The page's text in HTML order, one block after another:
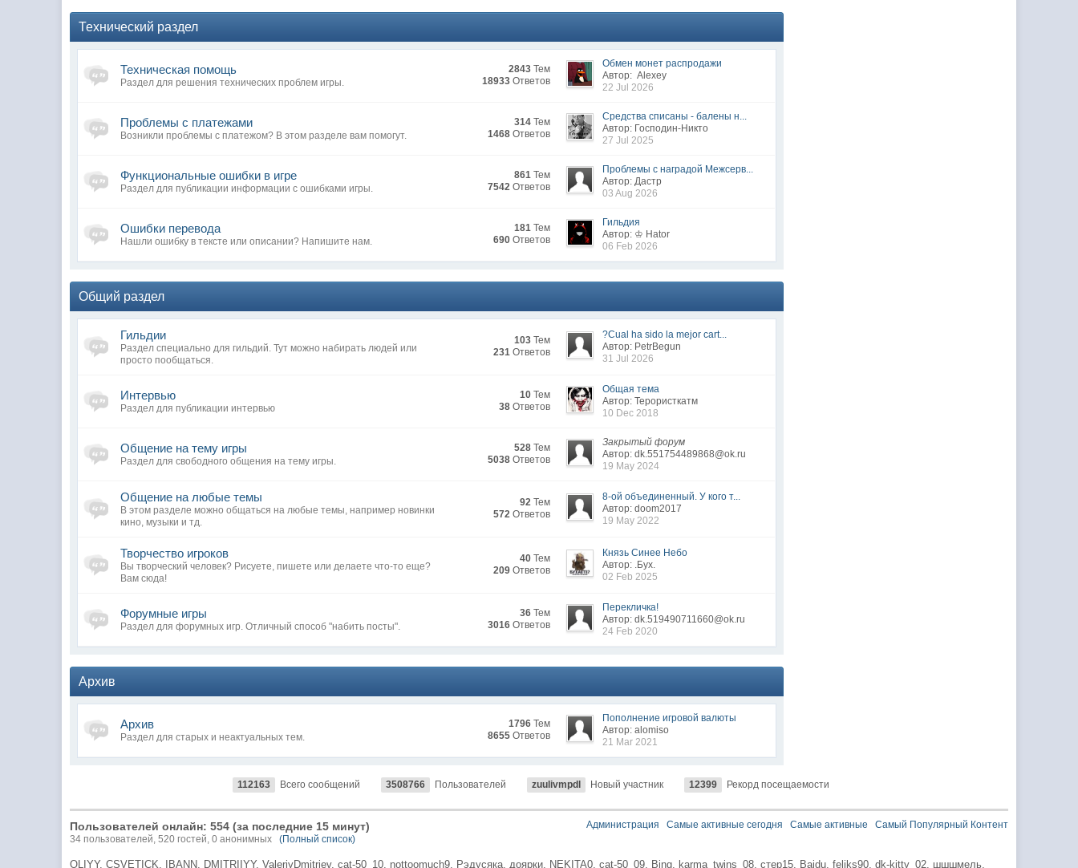
Технический раздел
Техническая помощь
Раздел для решения технических проблем игры.
2843 Тем
18933 Ответов
Обмен монет распродажи
Автор: Alexey
22 Jul 2026
Проблемы с платежами
Возникли проблемы с платежом? В этом разделе вам помогут.
314 Тем
1468 Ответов
Средства списаны - балены н...
Автор: Господин-Никто
27 Jul 2025
Функциональные ошибки в игре
Раздел для публикации информации с ошибками игры.
861 Тем
7542 Ответов
Проблемы с наградой Межсерв...
Автор: Дастр
03 Aug 2026
Ошибки перевода
Нашли ошибку в тексте или описании? Напишите нам.
181 Тем
690 Ответов
Гильдия
Автор: ♔ Hator
06 Feb 2026
Общий раздел
Гильдии
Раздел специально для гильдий. Тут можно набирать людей или
просто пообщаться.
103 Тем
231 Ответов
?Cual ha sido la mejor cart...
Автор: PetrBegun
31 Jul 2026
Интервью
Раздел для публикации интервью
10 Тем
38 Ответов
Общая тема
Автор: Терористкатм
10 Dec 2018
Общение на тему игры
Раздел для свободного общения на тему игры.
528 Тем
5038 Ответов
Закрытый форум
Автор: dk.551754489868@ok.ru
19 May 2024
Общение на любые темы
В этом разделе можно общаться на любые темы, например новинки
кино, музыки и тд.
92 Тем
572 Ответов
8-ой объединенный. У кого т...
Автор: doom2017
19 May 2022
Творчество игроков
Вы творческий человек? Рисуете, пишете или делаете что-то еще?
Вам сюда!
40 Тем
209 Ответов
Князь Синее Небо
Автор: .Бyx.
02 Feb 2025
Форумные игры
Раздел для форумных игр. Отличный способ "набить посты".
36 Тем
3016 Ответов
Перекличка!
Автор: dk.519490711660@ok.ru
24 Feb 2020
Архив
Архив
Раздел для старых и неактуальных тем.
1796 Тем
8655 Ответов
Пополнение игровой валюты
Автор: alomiso
21 Mar 2021
112163 Всего сообщений 3508766 Пользователей zuulivmpdl Новый участник 12399 Рекорд посещаемости
Администрация Самые активные сегодня Самые активные Самый Популярный Контент
Пользователей онлайн: 554 (за последние 15 минут)
34 пользователей, 520 гостей, 0 анонимных(Полный список)
OLIYY, CSVETICK, IBANN, DMITRIIYY, ValeriyDmitriev, cat-50_10, nottoomuch9, Рэдусяка, доярки, NEKITA0, cat-50_09, Bing, karma_twins_08, стер15, Baidu, feliks90, dk-kitty_02, шшшмель,